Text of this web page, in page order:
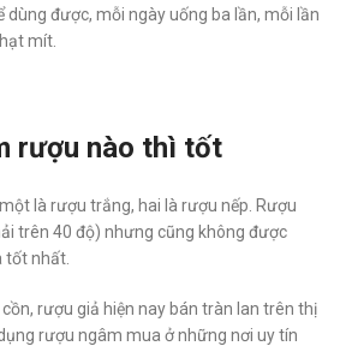
dùng được, mỗi ngày uống ba lần, mỗi lần
mít.
rượu nào thì tốt
là rượu trắng, hai là rượu nếp. Rượu
trên 40 độ) nhưng cũng không được
tốt nhất.
rượu giả hiện nay bán tràn lan trên thị
rượu ngâm mua ở những nơi uy tín